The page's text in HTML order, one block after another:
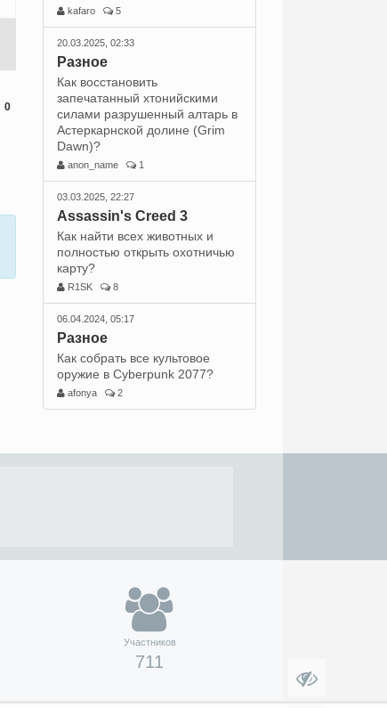
0
kafaro 5
20.03.2025, 02:33
Разное
Как восстановить
запечатанный хтонийскими
силами разрушенный алтарь в
Астеркарнской долине (Grim
Dawn)?
anon_name 1
03.03.2025, 22:27
Assassin's Creed 3
Как найти всех животных и
полностью открыть охотничью
карту?
R1SK 8
06.04.2024, 05:17
Разное
Как собрать все культовое
оружие в Cyberpunk 2077?
afonya 2
Участников
711